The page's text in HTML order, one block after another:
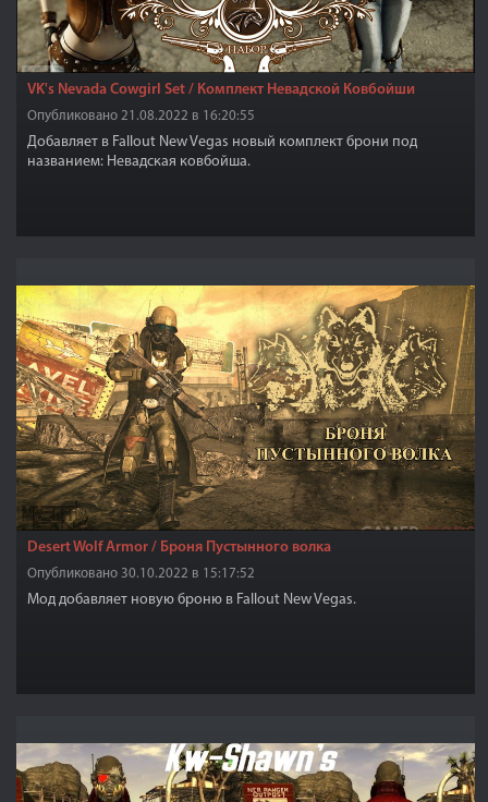
VK's Nevada Cowgirl Set / Комплект Невадской Ковбойши
Опубликовано 21.08.2022 в 16:20:55
Добавляет в Fallout New Vegas новый комплект брони под
названием: Невадская ковбойша.
Desert Wolf Armor / Броня Пустынного волка
Опубликовано 30.10.2022 в 15:17:52
Мод добавляет новую броню в Fallout New Vegas.